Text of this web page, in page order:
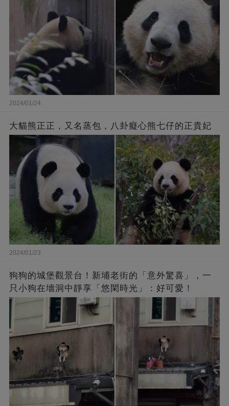
2024/01/24
大貓熊正正，又名蒸包，八卦癡心熊七仔的正貴妃
2024/01/23
狗狗的城堡觀景台！新埔老街的「意外驚喜」，一
只小狗在墻洞中靜享「悠閑時光」：好可愛！